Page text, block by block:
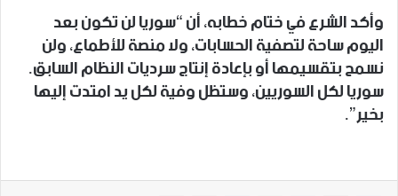
وأكد الشرع في ختام خطابه، أن “سوريا لن تكون بعد
اليوم ساحة لتصفية الحسابات، ولا منصة للأطماع، ولن
نسمح بتقسيمها أو بإعادة إنتاج سرديات النظام السابق.
سوريا لكل السوريين، وستظل وفية لكل يد امتدت إليها
بخير”.